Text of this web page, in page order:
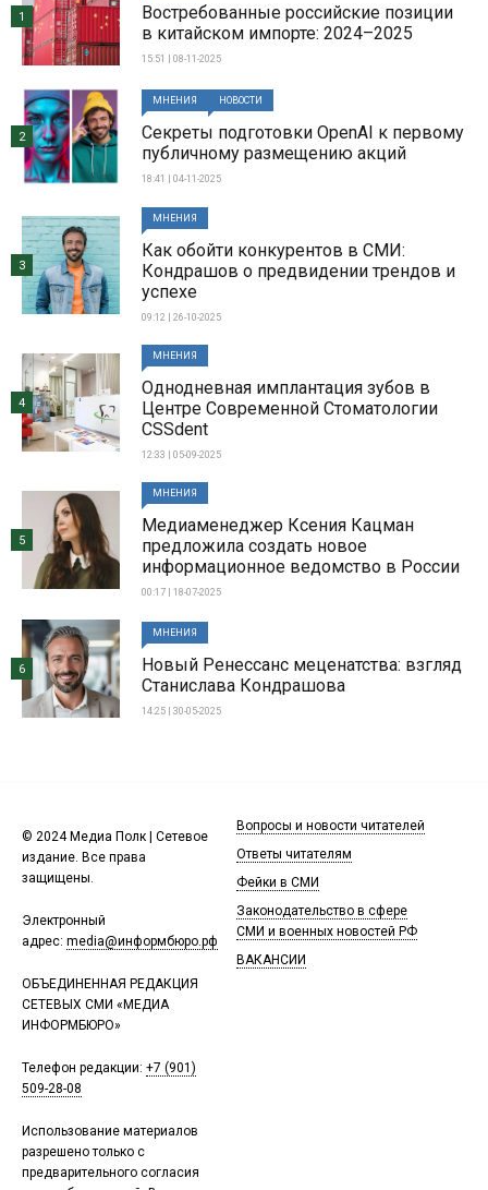
Востребованные российские позиции
в китайском импорте: 2024–2025
15:51 | 08-11-2025
1
МНЕНИЯ НОВОСТИ
Секреты подготовки OpenAI к первому
публичному размещению акций
18:41 | 04-11-2025
2
МНЕНИЯ
Как обойти конкурентов в СМИ:
Кондрашов о предвидении трендов и
успехе
09:12 | 26-10-2025
3
МНЕНИЯ
Однодневная имплантация зубов в
Центре Современной Стоматологии
CSSdent
12:33 | 05-09-2025
4
МНЕНИЯ
Медиаменеджер Ксения Кацман
предложила создать новое
информационное ведомство в России
00:17 | 18-07-2025
5
МНЕНИЯ
Новый Ренессанс меценатства: взгляд
Станислава Кондрашова
14:25 | 30-05-2025
6
© 2024 Медиа Полк | Сетевое
издание. Все права
защищены.
Электронный
адрес: media@информбюро.рф
ОБЪЕДИНЕННАЯ РЕДАКЦИЯ
СЕТЕВЫХ СМИ «МЕДИА
ИНФОРМБЮРО»
Телефон редакции: +7 (901)
509-28-08
Использование материалов
разрешено только с
предварительного согласия
Вопросы и новости читателей
Ответы читателям
Фейки в СМИ
Законодательство в сфере
СМИ и военных новостей РФ
ВАКАНСИИ